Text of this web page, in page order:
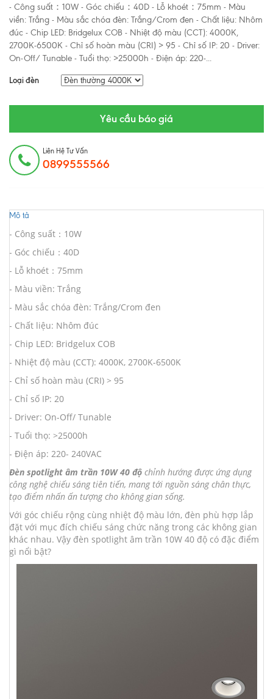
- Công suất：10W - Góc chiếu：40D - Lỗ khoét：75mm - Màu
viền: Trắng - Màu sắc chóa đèn: Trắng/Crom đen - Chất liệu: Nhôm
đúc - Chip LED: Bridgelux COB - Nhiệt độ màu (CCT): 4000K,
2700K-6500K - Chỉ số hoàn màu (CRI) > 95 - Chỉ số IP: 20 - Driver:
On-Off/ Tunable - Tuổi thọ: >25000h - Điện áp: 220-...
Loại đèn
Yêu cầu báo giá
Liên Hệ Tư Vấn
0899555566
Mô tả
- Công suất：10W
- Góc chiếu：40D
- Lỗ khoét：75mm
- Màu viền: Trắng
- Màu sắc chóa đèn: Trắng/Crom đen
- Chất liệu: Nhôm đúc
- Chip LED: Bridgelux COB
- Nhiệt độ màu (CCT): 4000K, 2700K-6500K
- Chỉ số hoàn màu (CRI) > 95
- Chỉ số IP: 20
- Driver: On-Off/ Tunable
- Tuổi thọ: >25000h
- Điện áp: 220- 240VAC
Đèn spotlight âm trần 10W 40 độ chỉnh hướng được ứng dụng
công nghệ chiếu sáng tiên tiến, mang tới nguồn sáng chân thực,
tạo điểm nhấn ấn tượng cho không gian sống.
Với góc chiếu rộng cùng nhiệt độ màu lớn, đèn phù hợp lắp
đặt với mục đích chiếu sáng chức năng trong các không gian
khác nhau. Vậy đèn spotlight âm trần 10W 40 độ có đặc điểm
gì nổi bật?